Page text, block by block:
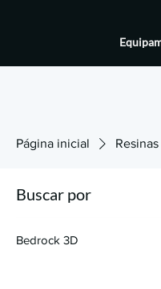
Página inicial
Buscar por
Bedrock 3D